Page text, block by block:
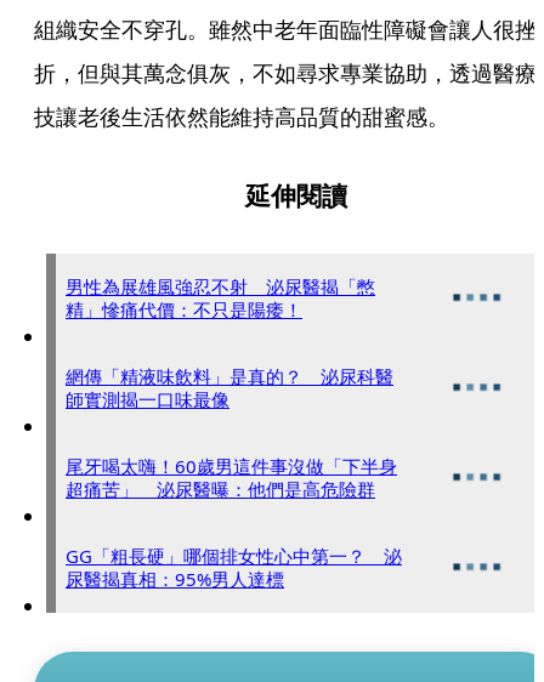
組織安全不穿孔。雖然中老年面臨性障礙會讓人很挫
折，但與其萬念俱灰，不如尋求專業協助，透過醫療
技讓老後生活依然能維持高品質的甜蜜感。
延伸閱讀
男性為展雄風強忍不射 泌尿醫揭「憋
精」慘痛代價：不只是陽痿！
網傳「精液味飲料」是真的？ 泌尿科醫
師實測揭一口味最像
尾牙喝太嗨！60歲男這件事沒做「下半身
超痛苦」 泌尿醫曝：他們是高危險群
GG「粗長硬」哪個排女性心中第一？ 泌
尿醫揭真相：95%男人達標